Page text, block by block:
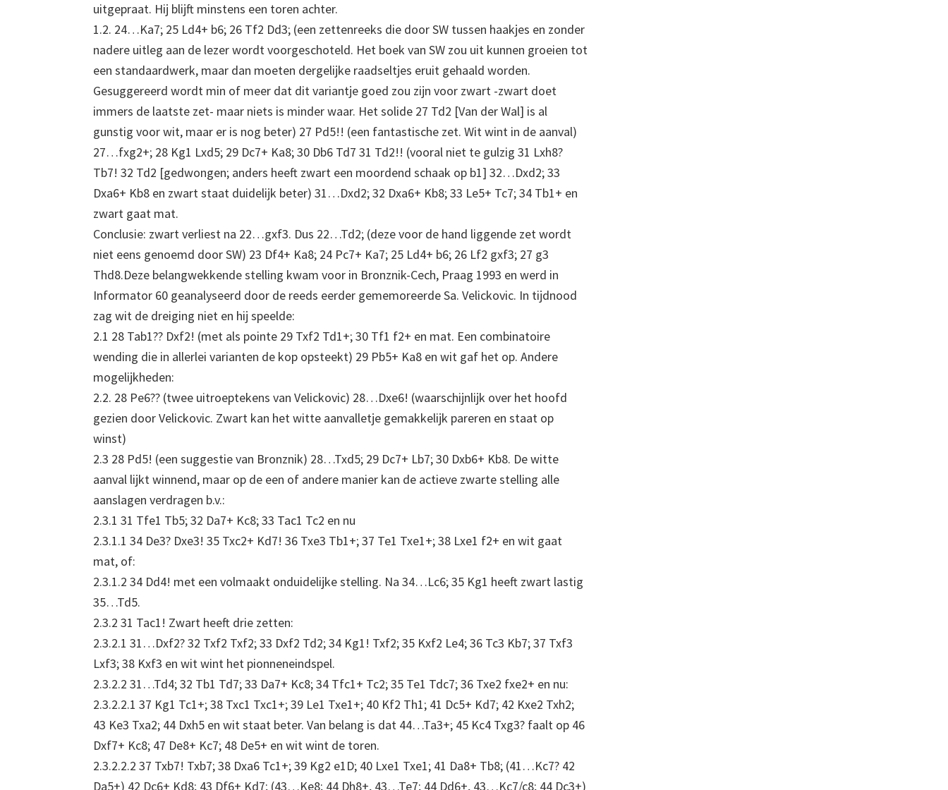
uitgepraat. Hij blijft minstens een toren achter.
1.2. 24…Ka7; 25 Ld4+ b6; 26 Tf2 Dd3; (een zettenreeks die door SW tussen haakjes en zonder
nadere uitleg aan de lezer wordt voorgeschoteld. Het boek van SW zou uit kunnen groeien tot
een standaardwerk, maar dan moeten dergelijke raadseltjes eruit gehaald worden.
Gesuggereerd wordt min of meer dat dit variantje goed zou zijn voor zwart -zwart doet
immers de laatste zet- maar niets is minder waar. Het solide 27 Td2 [Van der Wal] is al
gunstig voor wit, maar er is nog beter) 27 Pd5!! (een fantastische zet. Wit wint in de aanval)
27…fxg2+; 28 Kg1 Lxd5; 29 Dc7+ Ka8; 30 Db6 Td7 31 Td2!! (vooral niet te gulzig 31 Lxh8?
Tb7! 32 Td2 [gedwongen; anders heeft zwart een moordend schaak op b1] 32…Dxd2; 33
Dxa6+ Kb8 en zwart staat duidelijk beter) 31…Dxd2; 32 Dxa6+ Kb8; 33 Le5+ Tc7; 34 Tb1+ en
zwart gaat mat.
Conclusie: zwart verliest na 22…gxf3. Dus 22…Td2; (deze voor de hand liggende zet wordt
niet eens genoemd door SW) 23 Df4+ Ka8; 24 Pc7+ Ka7; 25 Ld4+ b6; 26 Lf2 gxf3; 27 g3
Thd8.Deze belangwekkende stelling kwam voor in Bronznik-Cech, Praag 1993 en werd in
Informator 60 geanalyseerd door de reeds eerder gememoreerde Sa. Velickovic. In tijdnood
zag wit de dreiging niet en hij speelde:
2.1 28 Tab1?? Dxf2! (met als pointe 29 Txf2 Td1+; 30 Tf1 f2+ en mat. Een combinatoire
wending die in allerlei varianten de kop opsteekt) 29 Pb5+ Ka8 en wit gaf het op. Andere
mogelijkheden:
2.2. 28 Pe6?? (twee uitroeptekens van Velickovic) 28…Dxe6! (waarschijnlijk over het hoofd
gezien door Velickovic. Zwart kan het witte aanvalletje gemakkelijk pareren en staat op
winst)
2.3 28 Pd5! (een suggestie van Bronznik) 28…Txd5; 29 Dc7+ Lb7; 30 Dxb6+ Kb8. De witte
aanval lijkt winnend, maar op de een of andere manier kan de actieve zwarte stelling alle
aanslagen verdragen b.v.:
2.3.1 31 Tfe1 Tb5; 32 Da7+ Kc8; 33 Tac1 Tc2 en nu
2.3.1.1 34 De3? Dxe3! 35 Txc2+ Kd7! 36 Txe3 Tb1+; 37 Te1 Txe1+; 38 Lxe1 f2+ en wit gaat
mat, of:
2.3.1.2 34 Dd4! met een volmaakt onduidelijke stelling. Na 34…Lc6; 35 Kg1 heeft zwart lastig
35…Td5.
2.3.2 31 Tac1! Zwart heeft drie zetten:
2.3.2.1 31…Dxf2? 32 Txf2 Txf2; 33 Dxf2 Td2; 34 Kg1! Txf2; 35 Kxf2 Le4; 36 Tc3 Kb7; 37 Txf3
Lxf3; 38 Kxf3 en wit wint het pionneneindspel.
2.3.2.2 31…Td4; 32 Tb1 Td7; 33 Da7+ Kc8; 34 Tfc1+ Tc2; 35 Te1 Tdc7; 36 Txe2 fxe2+ en nu:
2.3.2.2.1 37 Kg1 Tc1+; 38 Txc1 Txc1+; 39 Le1 Txe1+; 40 Kf2 Th1; 41 Dc5+ Kd7; 42 Kxe2 Txh2;
43 Ke3 Txa2; 44 Dxh5 en wit staat beter. Van belang is dat 44…Ta3+; 45 Kc4 Txg3? faalt op 46
Dxf7+ Kc8; 47 De8+ Kc7; 48 De5+ en wit wint de toren.
2.3.2.2.2 37 Txb7! Txb7; 38 Dxa6 Tc1+; 39 Kg2 e1D; 40 Lxe1 Txe1; 41 Da8+ Tb8; (41…Kc7? 42
Da5+) 42 Dc6+ Kd8; 43 Df6+ Kd7; (43…Ke8; 44 Dh8+, 43…Te7; 44 Dd6+, 43…Kc7/c8; 44 Dc3+)